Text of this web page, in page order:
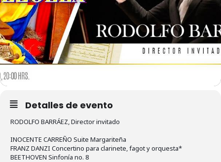
Detalles de evento
RODOLFO BARRÁEZ, Director invitado
INOCENTE CARREÑO Suite Margariteña
FRANZ DANZI Concertino para clarinete, fagot y orquesta*
BEETHOVEN Sinfonía no. 8